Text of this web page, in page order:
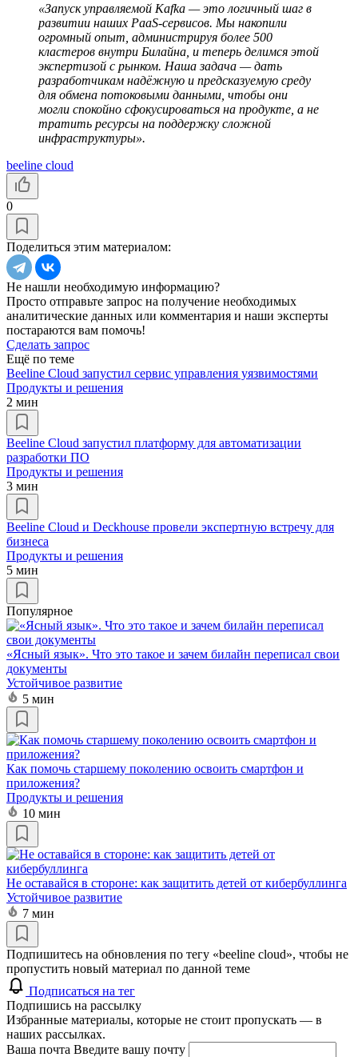
«Запуск управляемой Kafka — это логичный шаг в
развитии наших PaaS-сервисов. Мы накопили
огромный опыт, администрируя более 500
кластеров внутри Билайна, и теперь делимся этой
экспертизой с рынком. Наша задача — дать
разработчикам надёжную и предсказуемую среду
для обмена потоковыми данными, чтобы они
могли спокойно сфокусироваться на продукте, а не
тратить ресурсы на поддержку сложной
инфраструктуры».
beeline cloud
0
Поделиться этим материалом:
Не нашли необходимую информацию?
Просто отправьте запрос на получение необходимых
аналитические данных или комментария и наши эксперты
постараются вам помочь!
Сделать запрос
Ещё по теме
Beeline Cloud запустил сервис управления уязвимостями
Продукты и решения
2 мин
Beeline Cloud запустил платформу для автоматизации
разработки ПО
Продукты и решения
3 мин
​Beeline Cloud и Deckhouse провели экспертную встречу для
бизнеса
Продукты и решения
5 мин
Популярное
«Ясный язык». Что это такое и зачем билайн переписал свои
документы
Устойчивое развитие
5 мин
Как помочь старшему поколению освоить смартфон и
приложения?
Продукты и решения
10 мин
Не оставайся в стороне: как защитить детей от кибербуллинга
Устойчивое развитие
7 мин
Подпишитесь на обновления по тегу «beeline cloud», чтобы не
пропустить новый материал по данной теме
Подписаться на тег
Подпишись на рассылку
Избранные материалы, которые не стоит пропускать — в
наших рассылках.
Ваша почта Введите вашу почту